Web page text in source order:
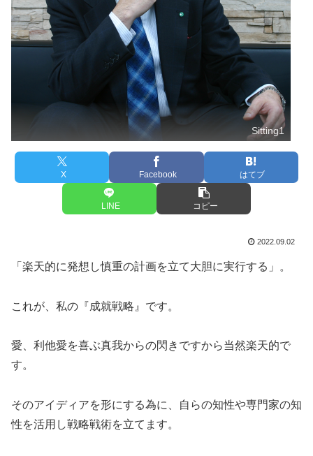
Sitting1
X Facebook はてブ
LINE コピー
2022.09.02
「楽天的に発想し慎重の計画を立て大胆に実行する」。
これが、私の『成就戦略』です。
愛、利他愛を喜ぶ真我からの閃きですから当然楽天的で
す。
そのアイディアを形にする為に、自らの知性や専門家の知
性を活用し戦略戦術を立てます。